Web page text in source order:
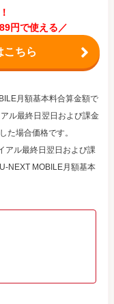
円で使える／
こちら
月額基本料合算金額で
ル最終日翌日および課金
た場合価格です。
アル最終日翌日および課
NEXT MOBILE月額基本